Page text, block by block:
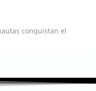
conquistan el